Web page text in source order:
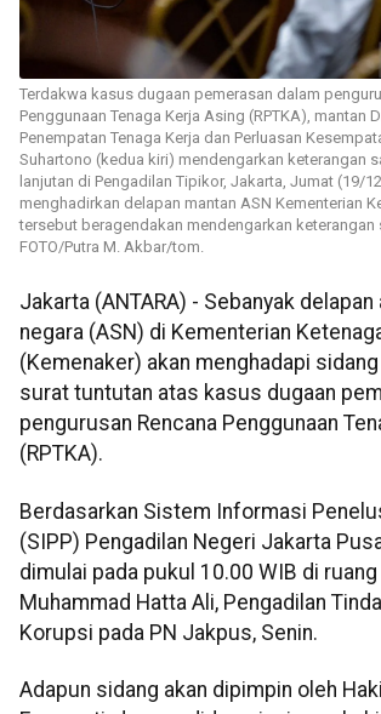
Terdakwa kasus dugaan pemerasan dalam
Penggunaan Tenaga Kerja Asing (RPTKA), mantan
Penempatan Tenaga Kerja dan Perluasan
Suhartono (kedua kiri) mendengarkan keterangan
lanjutan di Pengadilan Tipikor, Jakarta, Jumat (19/
menghadirkan delapan mantan ASN Kementerian
tersebut beragendakan mendengarkan keterangan
FOTO/Putra M. Akbar/tom.
Jakarta (ANTARA) - Sebanyak delapan
negara (ASN) di Kementerian
(Kemenaker) akan menghadapi
surat tuntutan atas kasus dugaan
pengurusan Rencana Penggunaan
(RPTKA).
Berdasarkan Sistem Informasi
(SIPP) Pengadilan Negeri Jakarta
dimulai pada pukul 10.00 WIB di
Muhammad Hatta Ali, Pengadilan
Korupsi pada PN Jakpus, Senin.
Adapun sidang akan dipimpin oleh